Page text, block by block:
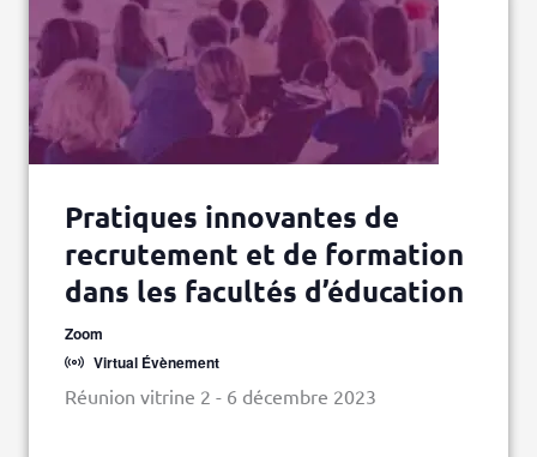
Pratiques innovantes de
recrutement et de formation
dans les facultés d’éducation
Zoom
Virtual Évènement
Réunion vitrine 2 - 6 décembre 2023